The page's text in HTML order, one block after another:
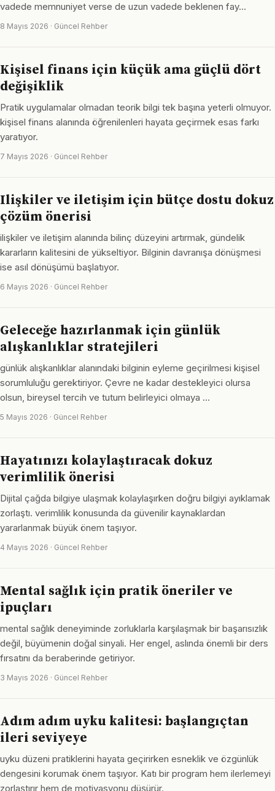
vadede memnuniyet verse de uzun vadede beklenen fay…
8 Mayıs 2026 · Güncel Rehber
Kişisel finans için küçük ama güçlü dört
değişiklik
Pratik uygulamalar olmadan teorik bilgi tek başına yeterli olmuyor.
kişisel finans alanında öğrenilenleri hayata geçirmek esas farkı
yaratıyor.
7 Mayıs 2026 · Güncel Rehber
Ilişkiler ve iletişim için bütçe dostu dokuz
çözüm önerisi
ilişkiler ve iletişim alanında bilinç düzeyini artırmak, gündelik
kararların kalitesini de yükseltiyor. Bilginin davranışa dönüşmesi
ise asıl dönüşümü başlatıyor.
6 Mayıs 2026 · Güncel Rehber
Geleceğe hazırlanmak için günlük
alışkanlıklar stratejileri
günlük alışkanlıklar alanındaki bilginin eyleme geçirilmesi kişisel
sorumluluğu gerektiriyor. Çevre ne kadar destekleyici olursa
olsun, bireysel tercih ve tutum belirleyici olmaya …
5 Mayıs 2026 · Güncel Rehber
Hayatınızı kolaylaştıracak dokuz
verimlilik önerisi
Dijital çağda bilgiye ulaşmak kolaylaşırken doğru bilgiyi ayıklamak
zorlaştı. verimlilik konusunda da güvenilir kaynaklardan
yararlanmak büyük önem taşıyor.
4 Mayıs 2026 · Güncel Rehber
Mental sağlık için pratik öneriler ve
ipuçları
mental sağlık deneyiminde zorluklarla karşılaşmak bir başarısızlık
değil, büyümenin doğal sinyali. Her engel, aslında önemli bir ders
fırsatını da beraberinde getiriyor.
3 Mayıs 2026 · Güncel Rehber
Adım adım uyku kalitesi: başlangıçtan
ileri seviyeye
uyku düzeni pratiklerini hayata geçirirken esneklik ve özgünlük
dengesini korumak önem taşıyor. Katı bir program hem ilerlemeyi
zorlaştırır hem de motivasyonu düşürür.